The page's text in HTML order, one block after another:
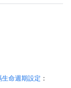
生命週期設定 ：